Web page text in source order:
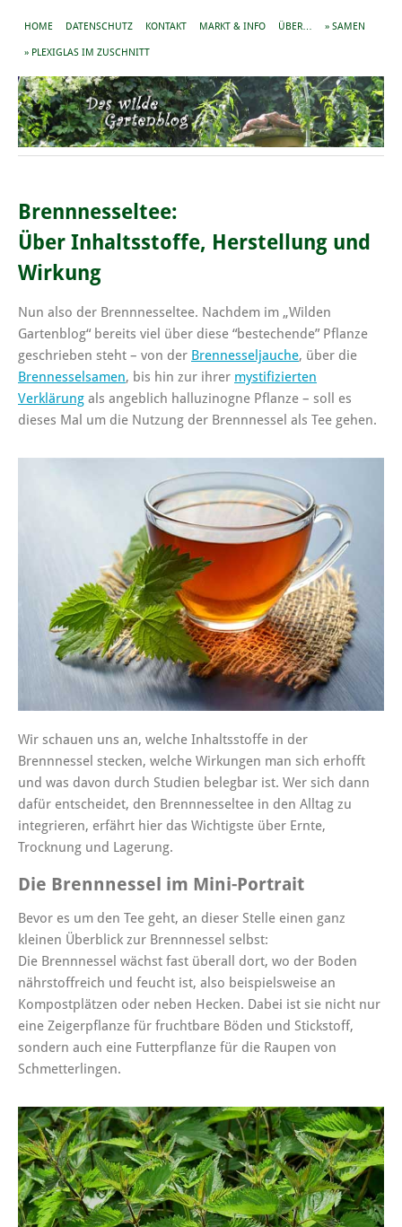
HOME DATENSCHUTZ KONTAKT MARKT & INFO ÜBER… » SAMEN
» PLEXIGLAS IM ZUSCHNITT
Brennnesseltee:
Über Inhaltsstoffe, Herstellung und
Wirkung
Nun also der Brennnesseltee. Nachdem im „Wilden
Gartenblog“ bereits viel über diese “bestechende” Pflanze
geschrieben steht – von der Brennesseljauche, über die
Brennesselsamen, bis hin zur ihrer mystifizierten
Verklärung als angeblich halluzinogne Pflanze – soll es
dieses Mal um die Nutzung der Brennnessel als Tee gehen.
Wir schauen uns an, welche Inhaltsstoffe in der
Brennnessel stecken, welche Wirkungen man sich erhofft
und was davon durch Studien belegbar ist. Wer sich dann
dafür entscheidet, den Brennnesseltee in den Alltag zu
integrieren, erfährt hier das Wichtigste über Ernte,
Trocknung und Lagerung.
Die Brennnessel im Mini-Portrait
Bevor es um den Tee geht, an dieser Stelle einen ganz
kleinen Überblick zur Brennnessel selbst:
Die Brennnessel wächst fast überall dort, wo der Boden
nährstoffreich und feucht ist, also beispielsweise an
Kompostplätzen oder neben Hecken. Dabei ist sie nicht nur
eine Zeigerpflanze für fruchtbare Böden und Stickstoff,
sondern auch eine Futterpflanze für die Raupen von
Schmetterlingen.